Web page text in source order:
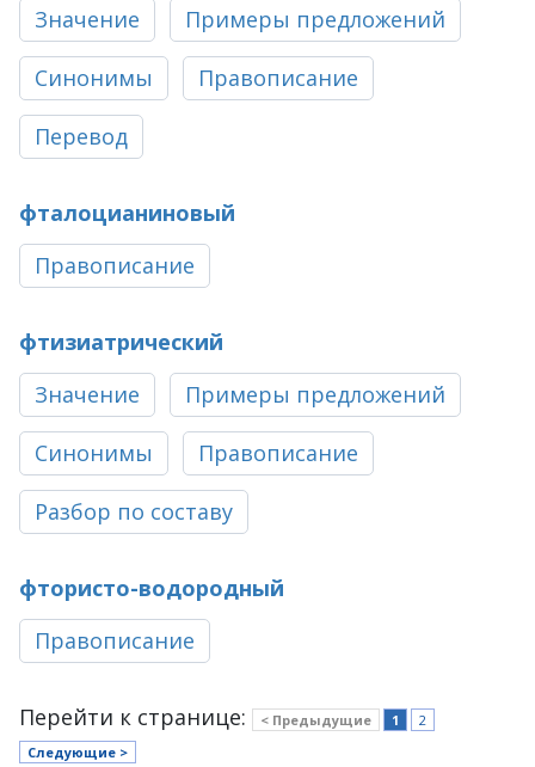
Значение
Примеры предложений
Синонимы Правописание
Перевод
фталоцианиновый
Правописание
фтизиатрический
Значение
Примеры предложений
Синонимы Правописание
Разбор по составу
фтористо-водородный
Правописание
Перейти к странице: < Предыдущие 1
2
Следующие >